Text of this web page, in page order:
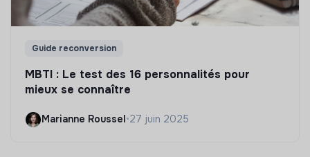
Guide reconversion
MBTI : Le test des 16 personnalités pour
mieux se connaître
Marianne Roussel •27 juin 2025